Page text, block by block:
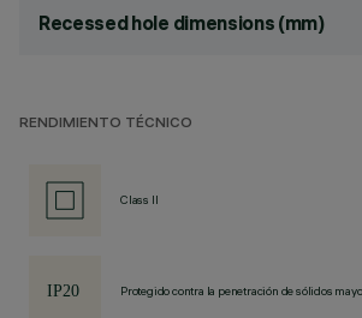
Recessed hole dimensions (mm)
RENDIMIENTO TÉCNICO
Class II
Protegido contra la penetración de sólidos